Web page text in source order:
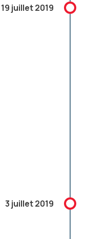
19 juillet 2019
3 juillet 2019